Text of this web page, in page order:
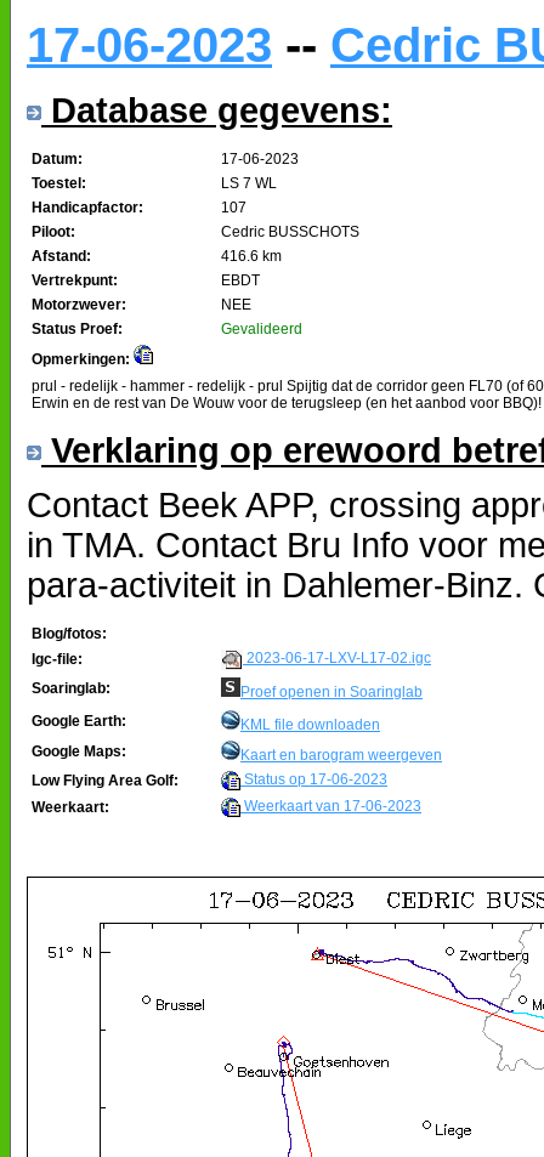
17-06-2023 -- Cedric
Database gegevens:
Datum:
17-06-2023
Toestel:
LS 7 WL
Handicapfactor:
107
Piloot:
Cedric BUSSCHOTS
Afstand:
416.6 km
Vertrekpunt:
EBDT
Motorzwever:
NEE
Status Proef:
Gevalideerd
Opmerkingen:
prul - redelijk - hammer - redelijk - prul Spijtig dat de corridor geen FL70 (of
Erwin en de rest van De Wouw voor de terugsleep (en het aanbod voor BBQ)!
Verklaring op erewoord
Contact Beek APP, crossing
in TMA. Contact Bru Info voor
para-activiteit in Dahlemer-Binz.
Blog/fotos:
Igc-file:
2023-06-17-LXV-L17-02.igc
Soaringlab:
Proef openen in Soaringlab
Google Earth:
KML file downloaden
Google Maps:
Kaart en barogram weergeven
Low Flying Area Golf:
Status op 17-06-2023
Weerkaart:
Weerkaart van 17-06-2023